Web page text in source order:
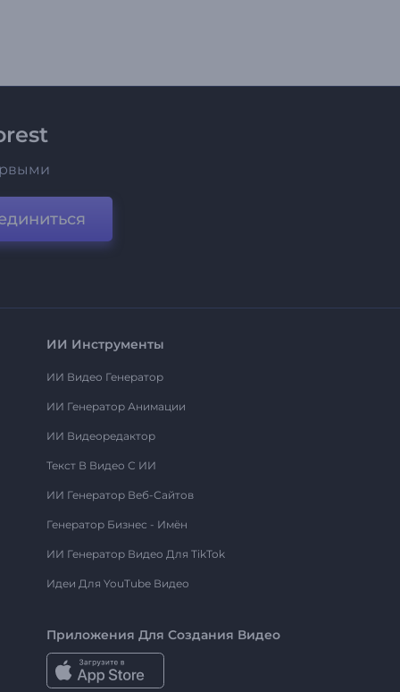
ИИ Инструменты
ИИ Видео Генератор
ИИ Генератор Анимации
ИИ Видеоредактор
Текст В Видео С ИИ
ИИ Генератор Веб-Сайтов
Генератор Бизнес - Имён
ИИ Генератор Видео Для TikTok
Идеи Для YouTube Видео
Приложения Для Создания Видео